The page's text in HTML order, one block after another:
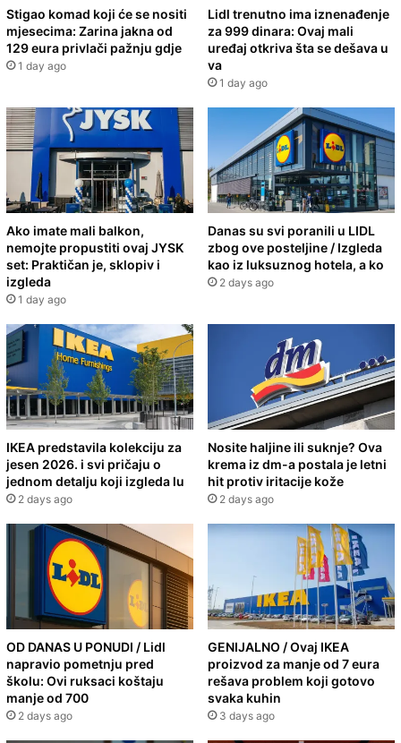
Stigao komad koji će se nositi
mjesecima: Zarina jakna od
129 eura privlači pažnju gdje
1 day ago
Lidl trenutno ima iznenađenje
za 999 dinara: Ovaj mali
uređaj otkriva šta se dešava u
va
1 day ago
Ako imate mali balkon,
nemojte propustiti ovaj JYSK
set: Praktičan je, sklopiv i
izgleda
1 day ago
Danas su svi poranili u LIDL
zbog ove posteljine / Izgleda
kao iz luksuznog hotela, a ko
2 days ago
IKEA predstavila kolekciju za
jesen 2026. i svi pričaju o
jednom detalju koji izgleda lu
2 days ago
Nosite haljine ili suknje? Ova
krema iz dm-a postala je letni
hit protiv iritacije kože
2 days ago
OD DANAS U PONUDI / Lidl
napravio pometnju pred
školu: Ovi ruksaci koštaju
manje od 700
2 days ago
GENIJALNO / Ovaj IKEA
proizvod za manje od 7 eura
rešava problem koji gotovo
svaka kuhin
3 days ago